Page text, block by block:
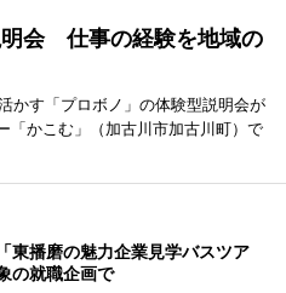
会 仕事の経験を地域の
かす「プロボノ」の体験型説明会が
「かこむ」（加古川市加古川町）で
東播磨の魅力企業見学バスツア
の就職企画で